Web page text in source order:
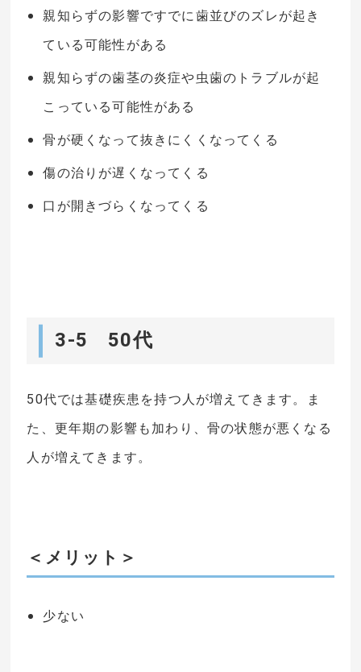
親知らずの影響ですでに歯並びのズレが起き
ている可能性がある
親知らずの歯茎の炎症や虫歯のトラブルが起
こっている可能性がある
骨が硬くなって抜きにくくなってくる
傷の治りが遅くなってくる
口が開きづらくなってくる
3-5 50代
50代では基礎疾患を持つ人が増えてきます。ま
た、更年期の影響も加わり、骨の状態が悪くなる
人が増えてきます。
＜メリット＞
少ない